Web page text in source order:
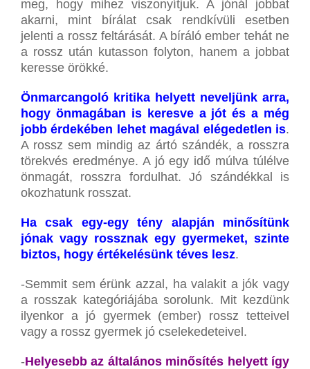
meg, hogy mihez viszonyítjuk. A jónál jobbat
akarni, mint bírálat csak rendkívüli esetben
jelenti a rossz feltárását. A bíráló ember tehát ne
a rossz után kutasson folyton, hanem a jobbat
keresse örökké.
Önmarcangoló kritika helyett neveljünk arra,
hogy önmagában is keresve a jót és a még
jobb érdekében lehet magával elégedetlen is.
A rossz sem mindig az ártó szándék, a rosszra
törekvés eredménye. A jó egy idő múlva túlélve
önmagát, rosszra fordulhat. Jó szándékkal is
okozhatunk rosszat.
Ha csak egy-egy tény alapján minősítünk
jónak vagy rossznak egy gyermeket, szinte
biztos, hogy értékelésünk téves lesz.
-Semmit sem érünk azzal, ha valakit a jók vagy
a rosszak kategóriájába sorolunk. Mit kezdünk
ilyenkor a jó gyermek (ember) rossz tetteivel
vagy a rossz gyermek jó cselekedeteivel.
-Helyesebb az általános minősítés helyett így